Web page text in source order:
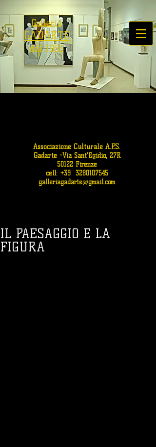
Galleria
GADARTE
dal 1956
Associazione Culturale A.P.S.
Gadarte-Via Sant'Egidio, 27R
50122 Firenze
cell: +39 3280107545
galleriagadarte@gmail.com
IL PAESAGGIO E LA
FIGURA